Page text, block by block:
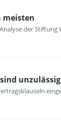
meisten
der Stiftung
unzulässig